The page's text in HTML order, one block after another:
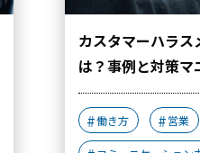
カスタマーハラス
は？事例と対策マ
働き方 営業